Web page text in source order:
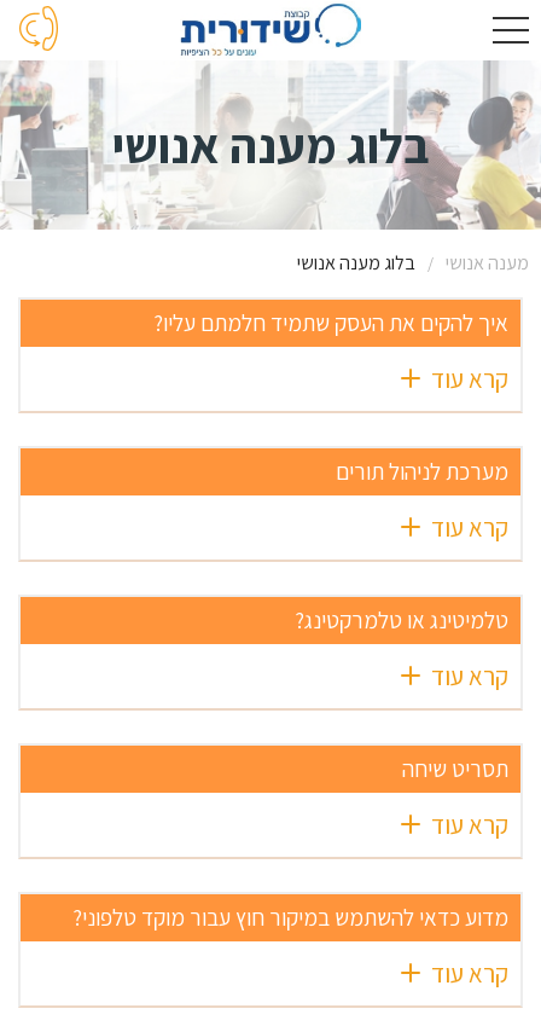
בלוג מענה אנושי
מענה אנושי / בלוג מענה אנושי
איך להקים את העסק שתמיד חלמתם עליו?
קרא עוד
מערכת לניהול תורים
קרא עוד
טלמיטינג או טלמרקטינג?
קרא עוד
תסריט שיחה
קרא עוד
מדוע כדאי להשתמש במיקור חוץ עבור מוקד טלפוני?
קרא עוד